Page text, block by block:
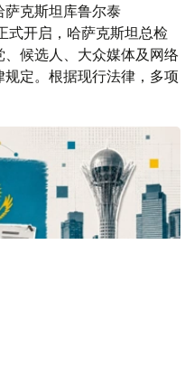
萨克斯坦库鲁尔泰
式开启，哈萨克斯坦总检
候选人、大众媒体及网络
定。根据现行法律，多项